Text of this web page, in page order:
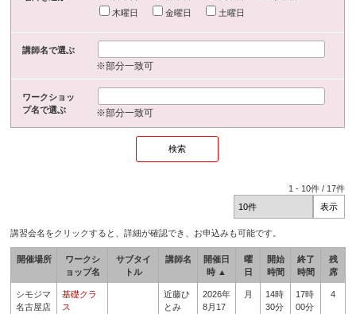
木曜日
金曜日 土曜日
講師名で選ぶ
※部分一致可
ワークショッ
プ名で選ぶ
※部分一致可
1 - 10件 / 17件
講習会名をクリックすると、詳細が確認でき、お申込みも可能です。
開催場所
ワークシ
ョップ名
サブタイ
トル
講師名
開催日
時 ▲
曜
日
開始
時間
終了
時間
残
席
シモジマ
名古屋店
基礎クラ
ス
近藤ひ
とみ
2026年
8月17
月
14時
30分
17時
00分
4